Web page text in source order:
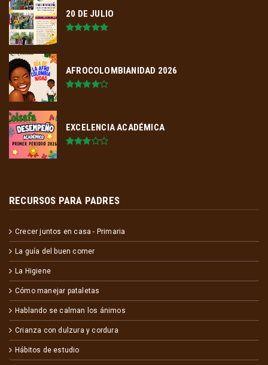
20 DE JULIO
AFROCOLOMBIANIDAD 2026
EXCELENCIA ACADÉMICA
RECURSOS PARA PADRES
Crecer juntos en casa - Primaria
La guía del buen comer
La Higiene
Cómo manejar pataletas
Hablando se calman los ánimos
Crianza con dulzura y cordura
Hábitos de estudio